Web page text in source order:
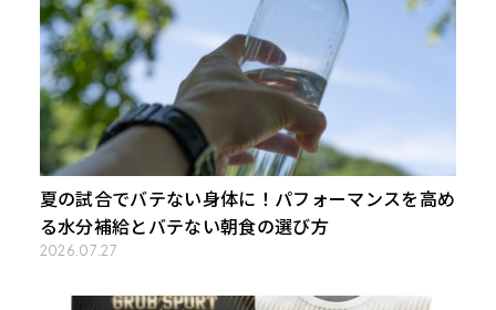
夏の試合でバテない身体に！パフォーマンスを高め
る水分補給とバテない朝食の選び方
2026.07.27